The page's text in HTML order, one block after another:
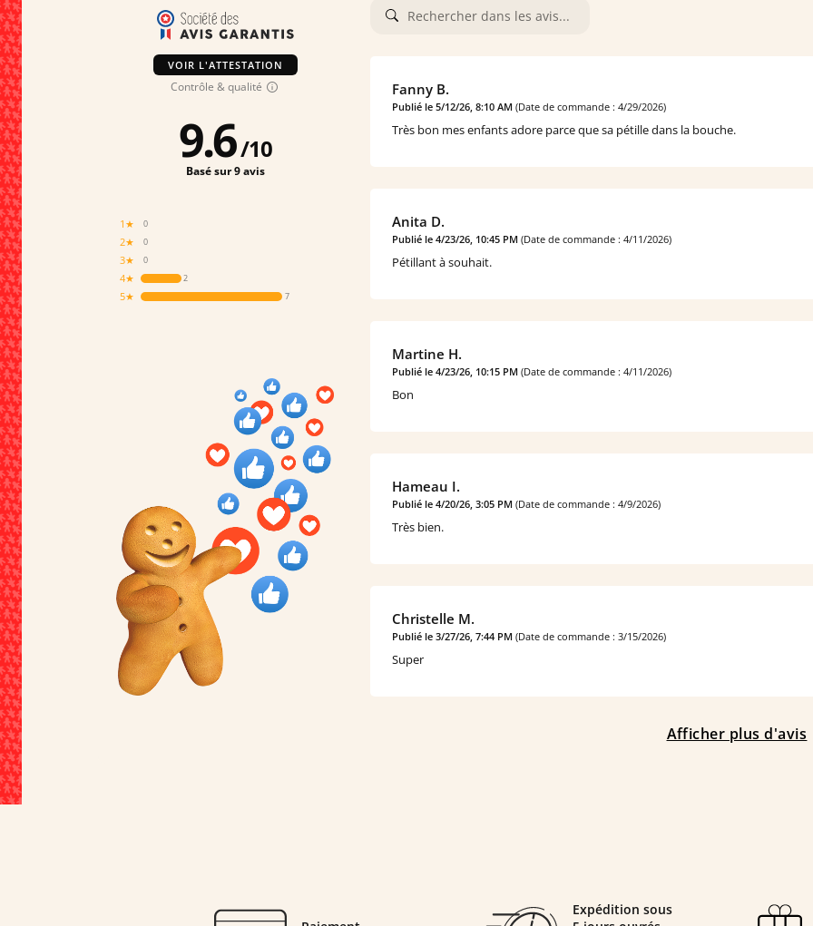
VOIR L'ATTESTATION
Contrôle & qualité
0
1★
0
2★
0
3★
2
4★
7
5★
9.6/10
Basé sur 9 avis
Fanny B.
Publié le 5/12/26, 8:10 AM (Date de commande : 4/29/2026)
Très bon mes enfants adore parce que sa pétille dans la bouche.
Anita D.
Publié le 4/23/26, 10:45 PM (Date de commande : 4/11/2026)
Pétillant à souhait.
Martine H.
Publié le 4/23/26, 10:15 PM (Date de commande : 4/11/2026)
Bon
Hameau I.
Publié le 4/20/26, 3:05 PM (Date de commande : 4/9/2026)
Très bien.
Christelle M.
Publié le 3/27/26, 7:44 PM (Date de commande : 3/15/2026)
Super
Afficher plus d'avis
Expédition sous